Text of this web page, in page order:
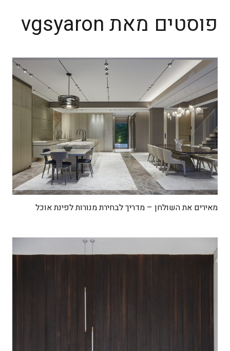
פוסטים מאת vgsyaron
מאירים את השולחן – מדריך לבחירת מנורות לפינת אוכל